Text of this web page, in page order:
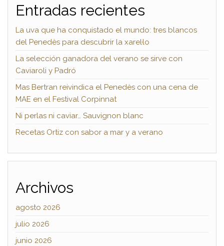
Entradas recientes
La uva que ha conquistado el mundo: tres blancos
del Penedès para descubrir la xarel·lo
La selección ganadora del verano se sirve con
Caviaroli y Padró
Mas Bertran reivindica el Penedès con una cena de
MAE en el Festival Corpinnat
Ni perlas ni caviar… Sauvignon blanc
Recetas Ortiz con sabor a mar y a verano
Archivos
agosto 2026
julio 2026
junio 2026